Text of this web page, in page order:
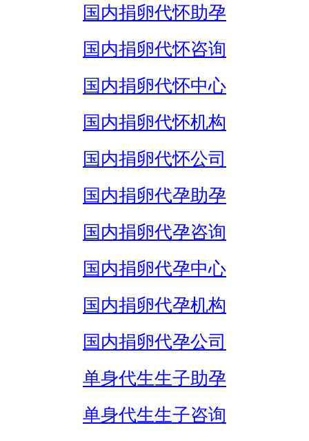
国内捐卵代怀助孕
国内捐卵代怀咨询
国内捐卵代怀中心
国内捐卵代怀机构
国内捐卵代怀公司
国内捐卵代孕助孕
国内捐卵代孕咨询
国内捐卵代孕中心
国内捐卵代孕机构
国内捐卵代孕公司
单身代生生子助孕
单身代生生子咨询